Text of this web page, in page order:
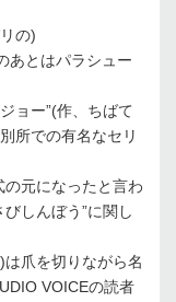
の)
あとはパラシュー
ョー”(作、ちばて
所での有名なセリ
の元になったと言わ
しんぼう”に関し
爪を切りながら名
VOICEの読者